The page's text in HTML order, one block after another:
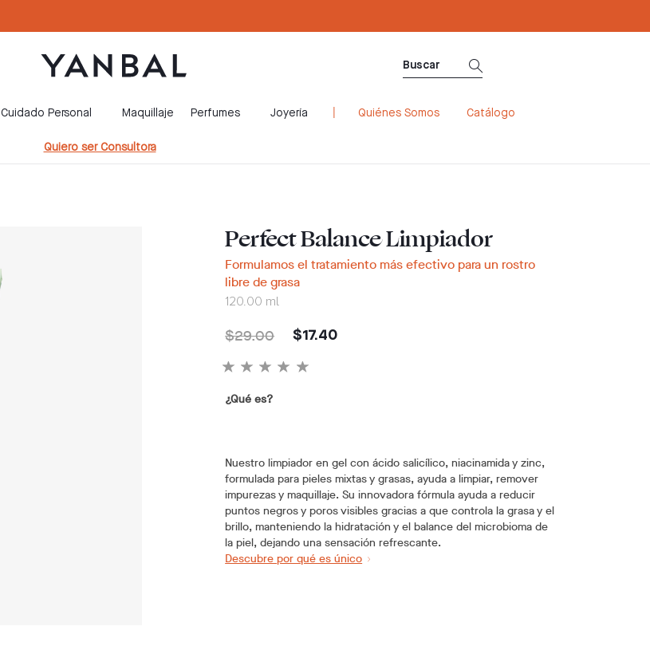
Cuidado Personal Maquillaje Perfumes Joyería Quiénes Somos Catálogo
Quiero ser Consultora
Perfect Balance Limpiador
Formulamos el tratamiento más efectivo para un rostro
libre de grasa
120.00 ml
$29.00 $17.40
¿Qué es?
Nuestro limpiador en gel con ácido salicílico, niacinamida y zinc,
formulada para pieles mixtas y grasas, ayuda a limpiar, remover
impurezas y maquillaje. Su innovadora fórmula ayuda a reducir
puntos negros y poros visibles gracias a que controla la grasa y el
brillo, manteniendo la hidratación y el balance del microbioma de
la piel, dejando una sensación refrescante.
Descubre por qué es único